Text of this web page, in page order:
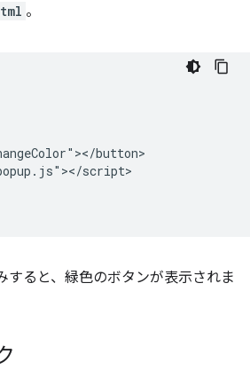
。
button>
script>
すると、緑色のボタンが表示されま